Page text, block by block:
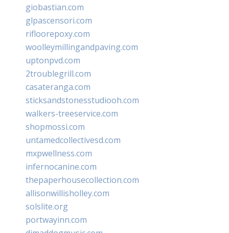
giobastian.com
glpascensori.com
rifloorepoxy.com
woolleymillingandpaving.com
uptonpvd.com
2troublegrill.com
casateranga.com
sticksandstonesstudiooh.com
walkers-treeservice.com
shopmossi.com
untamedcollectivesd.com
mxpwellness.com
infernocanine.com
thepaperhousecollection.com
allisonwillisholley.com
solslite.org
portwayinn.com